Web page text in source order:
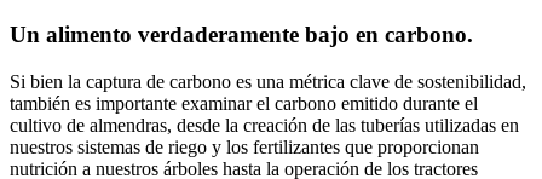
Un alimento verdaderamente bajo en carbono.
Si bien la captura de carbono es una métrica clave de sostenibilidad,
también es importante examinar el carbono emitido durante el
cultivo de almendras, desde la creación de las tuberías utilizadas en
nuestros sistemas de riego y los fertilizantes que proporcionan
nutrición a nuestros árboles hasta la operación de los tractores